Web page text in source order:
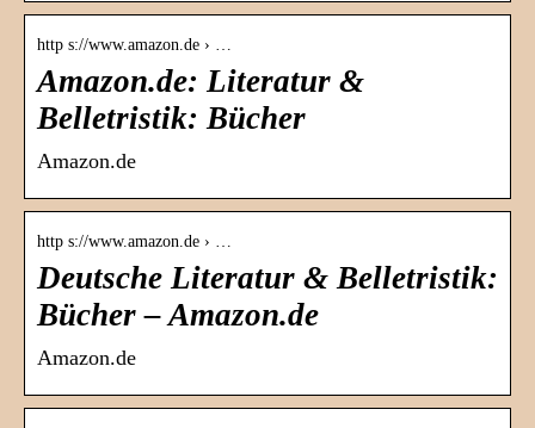
http s://www.amazon.de › …
Amazon.de: Literatur &
Belletristik: Bücher
Amazon.de
http s://www.amazon.de › …
Deutsche Literatur & Belletristik:
Bücher – Amazon.de
Amazon.de